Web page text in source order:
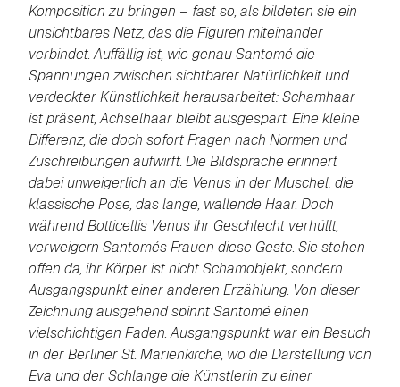
Komposition zu bringen – fast so, als bildeten sie ein
unsichtbares Netz, das die Figuren miteinander
verbindet. Auffällig ist, wie genau Santomé die
Spannungen zwischen sichtbarer Natürlichkeit und
verdeckter Künstlichkeit herausarbeitet: Schamhaar
ist präsent, Achselhaar bleibt ausgespart. Eine kleine
Differenz, die doch sofort Fragen nach Normen und
Zuschreibungen aufwirft. Die Bildsprache erinnert
dabei unweigerlich an die Venus in der Muschel: die
klassische Pose, das lange, wallende Haar. Doch
während Botticellis Venus ihr Geschlecht verhüllt,
verweigern Santomés Frauen diese Geste. Sie stehen
offen da, ihr Körper ist nicht Schamobjekt, sondern
Ausgangspunkt einer anderen Erzählung. Von dieser
Zeichnung ausgehend spinnt Santomé einen
vielschichtigen Faden. Ausgangspunkt war ein Besuch
in der Berliner St. Marienkirche, wo die Darstellung von
Eva und der Schlange die Künstlerin zu einer